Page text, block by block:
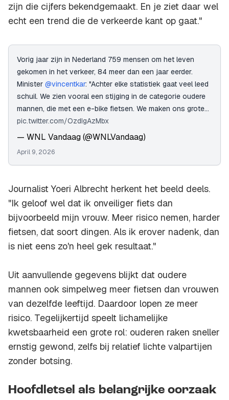
zijn die cijfers bekendgemaakt. En je ziet daar wel
echt een trend die de verkeerde kant op gaat."
Vorig jaar zijn in Nederland 759 mensen om het leven
gekomen in het verkeer, 84 meer dan een jaar eerder.
Minister @vincentkar: "Achter elke statistiek gaat veel leed
schuil. We zien vooral een stijging in de categorie oudere
mannen, die met een e-bike fietsen. We maken ons grote…
pic.twitter.com/OzdIgAzMbx
— WNL Vandaag (@WNLVandaag)
April 9, 2026
Journalist Yoeri Albrecht herkent het beeld deels.
"Ik geloof wel dat ik onveiliger fiets dan
bijvoorbeeld mijn vrouw. Meer risico nemen, harder
fietsen, dat soort dingen. Als ik erover nadenk, dan
is niet eens zo'n heel gek resultaat."
Uit aanvullende gegevens blijkt dat oudere
mannen ook simpelweg meer fietsen dan vrouwen
van dezelfde leeftijd. Daardoor lopen ze meer
risico. Tegelijkertijd speelt lichamelijke
kwetsbaarheid een grote rol: ouderen raken sneller
ernstig gewond, zelfs bij relatief lichte valpartijen
zonder botsing.
Hoofdletsel als belangrijke oorzaak